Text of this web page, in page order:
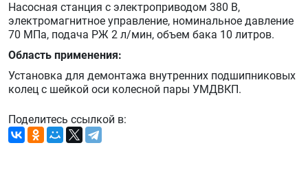
Насосная станция с электроприводом 380 В,
электромагнитное управление, номинальное давление
70 МПа, подача РЖ 2 л/мин, объем бака 10 литров.
Область применения:
Установка для демонтажа внутренних подшипниковых
колец с шейкой оси колесной пары УМДВКП.
Поделитесь ссылкой в: